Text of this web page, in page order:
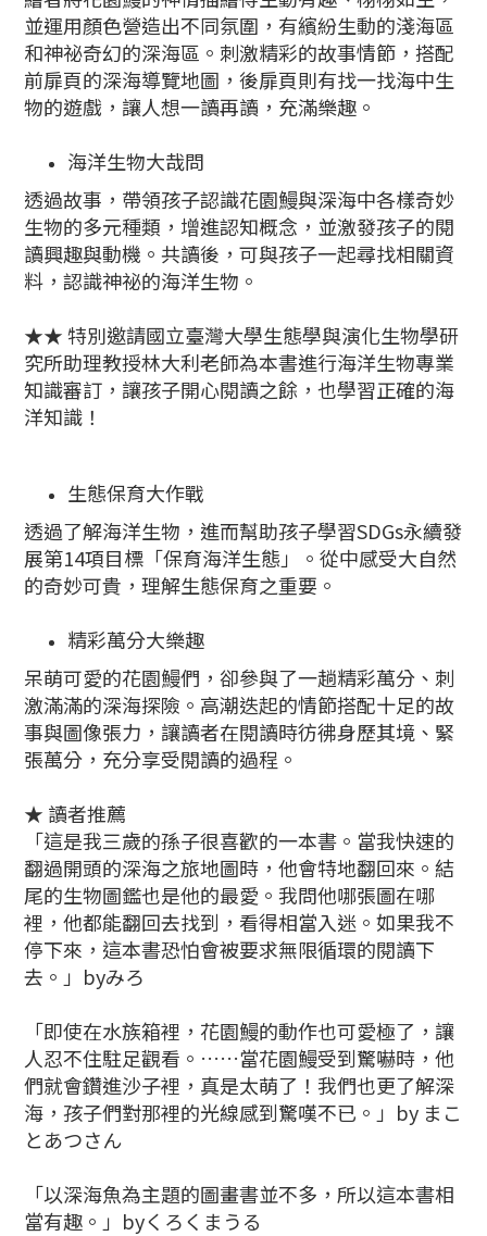
並運用顏色營造出不同氛圍，有繽紛生動的淺海區
和神祕奇幻的深海區。刺激精彩的故事情節，搭配
前扉頁的深海導覽地圖，後扉頁則有找一找海中生
物的遊戲，讓人想一讀再讀，充滿樂趣。
海洋生物大哉問
透過故事，帶領孩子認識花園鰻與深海中各樣奇妙
生物的多元種類，增進認知概念，並激發孩子的閱
讀興趣與動機。共讀後，可與孩子一起尋找相關資
料，認識神祕的海洋生物。
★★ 特別邀請國立臺灣大學生態學與演化生物學研
究所助理教授林大利老師為本書進行海洋生物專業
知識審訂，讓孩子開心閱讀之餘，也學習正確的海
洋知識！
生態保育大作戰
透過了解海洋生物，進而幫助孩子學習SDGs永續發
展第14項目標「保育海洋生態」。從中感受大自然
的奇妙可貴，理解生態保育之重要。
精彩萬分大樂趣
呆萌可愛的花園鰻們，卻參與了一趟精彩萬分、刺
激滿滿的深海探險。高潮迭起的情節搭配十足的故
事與圖像張力，讓讀者在閱讀時彷彿身歷其境、緊
張萬分，充分享受閱讀的過程。
★ 讀者推薦
「這是我三歲的孫子很喜歡的一本書。當我快速的
翻過開頭的深海之旅地圖時，他會特地翻回來。結
尾的生物圖鑑也是他的最愛。我問他哪張圖在哪
裡，他都能翻回去找到，看得相當入迷。如果我不
停下來，這本書恐怕會被要求無限循環的閱讀下
去。」byみろ
「即使在水族箱裡，花園鰻的動作也可愛極了，讓
人忍不住駐足觀看。……當花園鰻受到驚嚇時，他
們就會鑽進沙子裡，真是太萌了！我們也更了解深
海，孩子們對那裡的光線感到驚嘆不已。」by まこ
とあつさん
「以深海魚為主題的圖畫書並不多，所以這本書相
當有趣。」byくろくまうる